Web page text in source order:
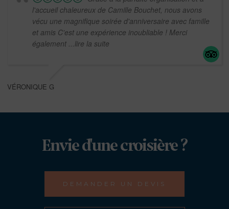
l'accueil chaleureux de Camille Bouchet, nous avons
vécu une magnifique soirée d'anniversaire avec famille
et amis C'est une expérience inoubliable ! Merci
également ...lire la suite
VÉRONIQUE G
Envie d'une croisière ?
DEMANDER UN DEVIS